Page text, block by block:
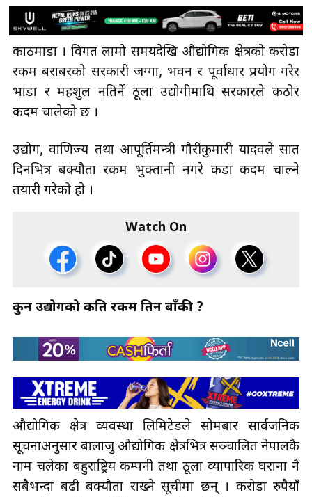
काठमाडौँ । विगत लामो समयदेखि औद्योगिक क्षेत्रको करोडौँ
रकम बराबरको सरकारी जग्गा, भवन र पूर्वाधार प्रयोग गरेर
भाडा र महशुल नतिर्ने ठूला उद्योगीमाथि सरकारले कठोर
कदम चालेको छ ।
उद्योग, वाणिज्य तथा आपूर्तिमन्त्री गौरीकुमारी यादवले सात
दिनभित्र बक्यौता रकम भुक्तानी नगरे कडा कदम चाल्ने
तयारी गरेकाे हाे ।
Watch On
कुन उद्योगको कति रकम तिर्न बाँकी ?
औद्योगिक क्षेत्र व्यवस्था लिमिटेडले सोमबार सार्वजनिक
सूचनाअनुसार बालाजु औद्योगिक क्षेत्रभित्र सञ्चालित नेपालकै
नाम चलेका बहुराष्ट्रिय कम्पनी तथा ठूला व्यापारिक घराना नै
सबैभन्दा बढी बक्यौता राख्ने सूचीमा छन् । करोडौँ रुपैयाँ